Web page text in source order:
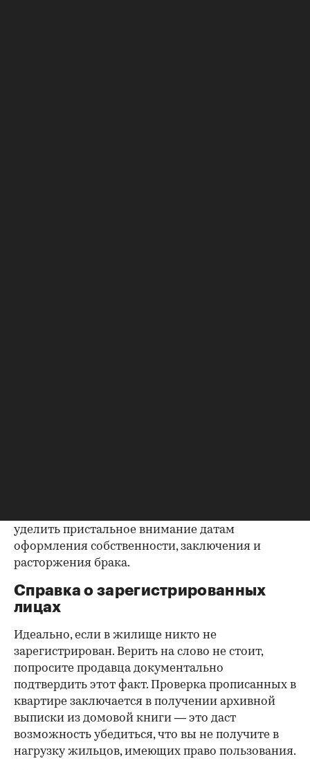
уделить пристальное внимание датам
оформления собственности, заключения и
расторжения брака.
Справка о зарегистрированных
лицах
Идеально, если в жилище никто не
зарегистрирован. Верить на слово не стоит,
попросите продавца документально
подтвердить этот факт. Проверка прописанных в
квартире заключается в получении архивной
выписки из домовой книги — это даст
возможность убедиться, что вы не получите в
нагрузку жильцов, имеющих право пользования.